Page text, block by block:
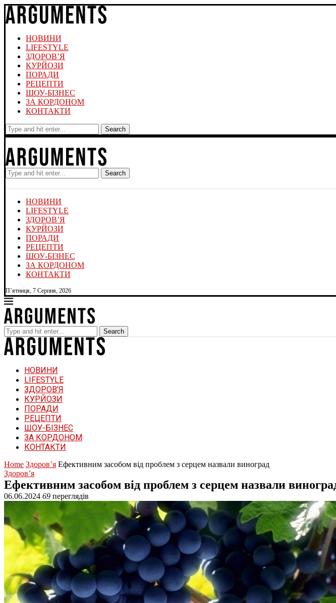
НОВИНИ
LIFESTYLE
ЗДОРОВ’Я
КУРЙОЗИ
ПОРАДИ
РЕЦЕПТИ
ШОУ-БІЗНЕС
ЗА КОРДОНОМ
КОНТАКТИ
Search
Search
НОВИНИ
LIFESTYLE
ЗДОРОВ’Я
КУРЙОЗИ
ПОРАДИ
РЕЦЕПТИ
ШОУ-БІЗНЕС
ЗА КОРДОНОМ
КОНТАКТИ
П’ятниця, 7 Серпня, 2026
Search
НОВИНИ
LIFESTYLE
ЗДОРОВ’Я
КУРЙОЗИ
ПОРАДИ
РЕЦЕПТИ
ШОУ-БІЗНЕС
ЗА КОРДОНОМ
КОНТАКТИ
Home Здоров’я Ефективним засобом від проблем з серцем назвали виноград
Здоров’я
Ефективним засобом від проблем з серцем назвали
06.06.2024 69 переглядів